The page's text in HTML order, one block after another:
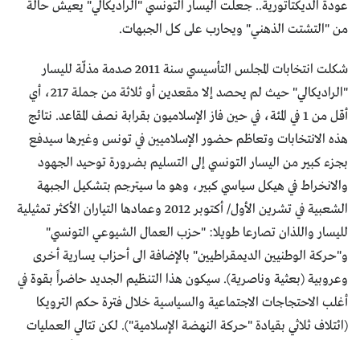
عودة الديكتاتورية.. جعلت اليسار التونسي "الراديكالي" يعيش حالة
من "التشتت الذهني" ويحارب على كل الجبهات.
شكلت انتخابات المجلس التأسيسي سنة 2011 صدمة مذلّة لليسار
"الراديكالي" حيث لم يحصد إلا مقعدين أو ثلاثة من جملة 217، أي
أقل من 1 في المئة، في حين فاز الإسلاميون بقرابة نصف المقاعد. نتائج
هذه الانتخابات وتعاظم حضور الإسلاميين في تونس وغيرها سيدفع
بجزء كبير من اليسار التونسي إلى التسليم بضرورة توحيد الجهود
والانخراط في هيكل سياسي كبير، وهو ما سيترجم بتشكيل الجبهة
الشعبية في تشرين الأول/ أكتوبر 2012 وعمادها التياران الأكثر تمثيلية
لليسار واللذان تصارعا طويلا: "حزب العمال الشيوعي التونسي"
و"حركة الوطنيين الديمقراطيين" بالإضافة الى أحزاب يسارية أخرى
وعروبية (بعثية وناصرية). سيكون هذا التنظيم الجديد حاضراً بقوة في
أغلب الاحتجاجات الاجتماعية والسياسية خلال فترة حكم الترويكا
(ائتلاف ثلاثي بقيادة "حركة النهضة الإسلامية"). لكن تتالي العمليات